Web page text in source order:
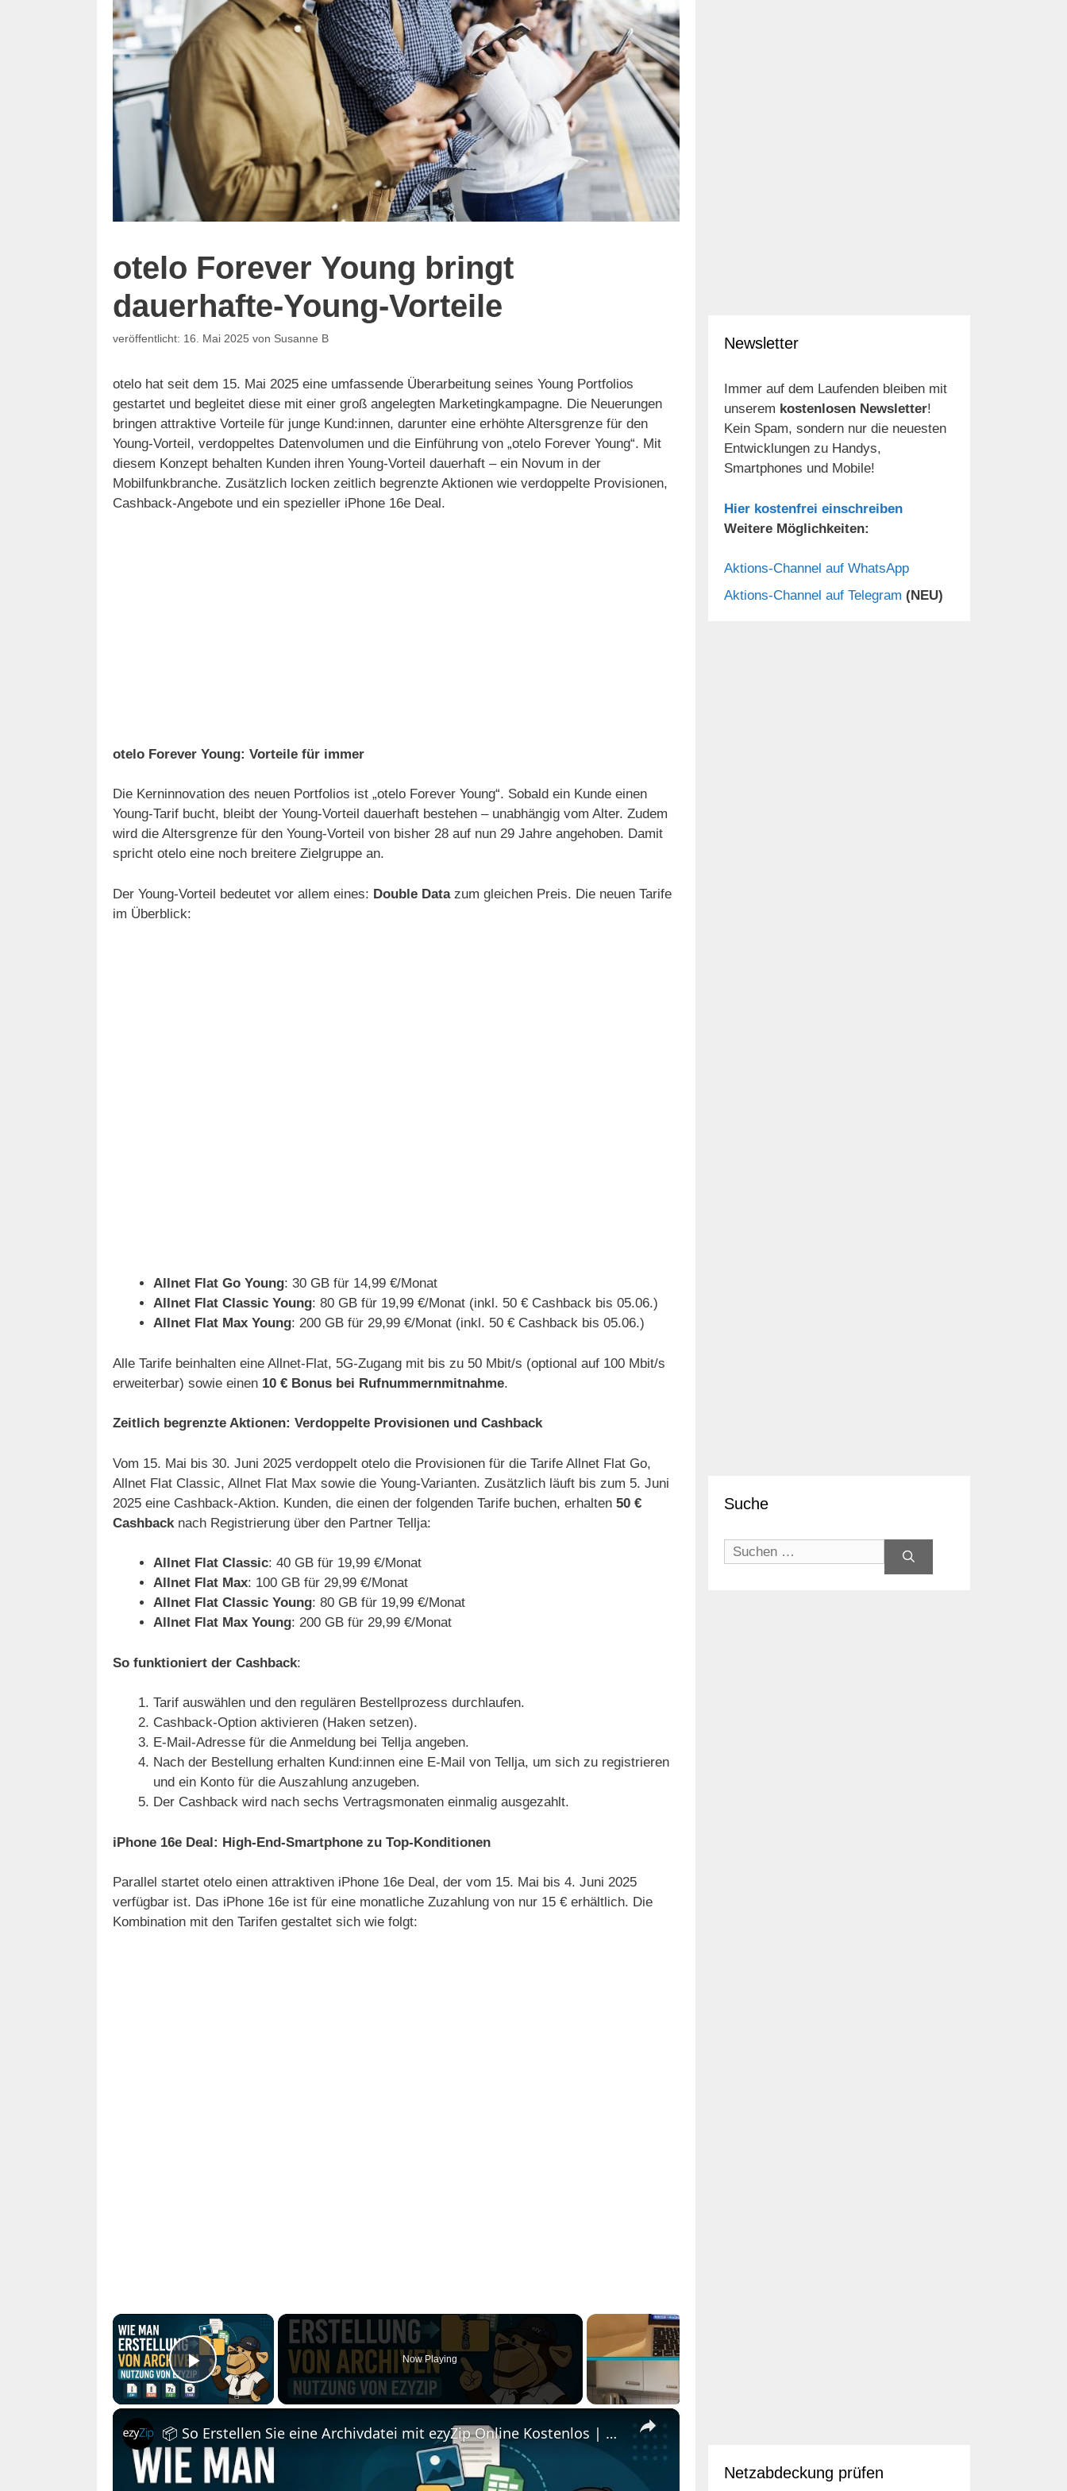
otelo Forever Young bringt
dauerhafte-Young-Vorteile
16. Mai 2025 von Susanne B
otelo hat seit dem 15. Mai 2025 eine umfassende Überarbeitung seines Young Portfolios
gestartet und begleitet diese mit einer groß angelegten Marketingkampagne. Die Neuerungen
bringen attraktive Vorteile für junge Kund:innen, darunter eine erhöhte Altersgrenze für den
Young-Vorteil, verdoppeltes Datenvolumen und die Einführung von „otelo Forever Young“. Mit
diesem Konzept behalten Kunden ihren Young-Vorteil dauerhaft – ein Novum in der
Mobilfunkbranche. Zusätzlich locken zeitlich begrenzte Aktionen wie verdoppelte Provisionen,
Cashback-Angebote und ein spezieller iPhone 16e Deal.
otelo Forever Young: Vorteile für immer
Die Kerninnovation des neuen Portfolios ist „otelo Forever Young“. Sobald ein Kunde einen
Young-Tarif bucht, bleibt der Young-Vorteil dauerhaft bestehen – unabhängig vom Alter. Zudem
wird die Altersgrenze für den Young-Vorteil von bisher 28 auf nun 29 Jahre angehoben. Damit
spricht otelo eine noch breitere Zielgruppe an.
Der Young-Vorteil bedeutet vor allem eines: Double Datazum gleichen Preis. Die neuen Tarife
im Überblick:
Allnet Flat Go Young: 30 GB für 14,99 €/Monat
Allnet Flat Classic Young: 80 GB für 19,99 €/Monat (inkl. 50 € Cashback bis 05.06.)
Allnet Flat Max Young: 200 GB für 29,99 €/Monat (inkl. 50 € Cashback bis 05.06.)
Alle Tarife beinhalten eine Allnet-Flat, 5G-Zugang mit bis zu 50 Mbit/s (optional auf 100 Mbit/s
erweiterbar) sowie einen 10 € Bonus bei Rufnummernmitnahme.
Zeitlich begrenzte Aktionen: Verdoppelte Provisionen und Cashback
Vom 15. Mai bis 30. Juni 2025 verdoppelt otelo die Provisionen für die Tarife Allnet Flat Go,
Allnet Flat Classic, Allnet Flat Max sowie die Young-Varianten. Zusätzlich läuft bis zum 5. Juni
2025 eine Cashback-Aktion. Kunden, die einen der folgenden Tarife buchen, erhalten 50 €
Cashback nach Registrierung über den Partner Tellja:
Allnet Flat Classic: 40 GB für 19,99 €/Monat
Allnet Flat Max: 100 GB für 29,99 €/Monat
Allnet Flat Classic Young: 80 GB für 19,99 €/Monat
Allnet Flat Max Young: 200 GB für 29,99 €/Monat
So funktioniert der Cashback:
Tarif auswählen und den regulären Bestellprozess durchlaufen.
Cashback-Option aktivieren (Haken setzen).
E-Mail-Adresse für die Anmeldung bei Tellja angeben.
Nach der Bestellung erhalten Kund:innen eine E-Mail von Tellja, um sich zu registrieren
und ein Konto für die Auszahlung anzugeben.
Der Cashback wird nach sechs Vertragsmonaten einmalig ausgezahlt.
iPhone 16e Deal: High-End-Smartphone zu Top-Konditionen
Parallel startet otelo einen attraktiven iPhone 16e Deal, der vom 15. Mai bis 4. Juni 2025
verfügbar ist. Das iPhone 16e ist für eine monatliche Zuzahlung von nur 15 € erhältlich. Die
Kombination mit den Tarifen gestaltet sich wie folgt:
×
Play Video
Now Playing
×
📦 So Erstellen Sie eine Archivdatei mit ezyZip Online Kostenlos | Ohne Softwareinstallation
Newsletter
Immer auf dem Laufenden bleiben mit
unserem kostenlosen Newsletter!
Kein Spam, sondern nur die neuesten
Entwicklungen zu Handys,
Smartphones und Mobile!
Hier kostenfrei einschreiben
Weitere Möglichkeiten:
Aktions-Channel auf WhatsApp
Aktions-Channel auf Telegram (NEU)
Suche
Suchen
nach:
Netzabdeckung prüfen